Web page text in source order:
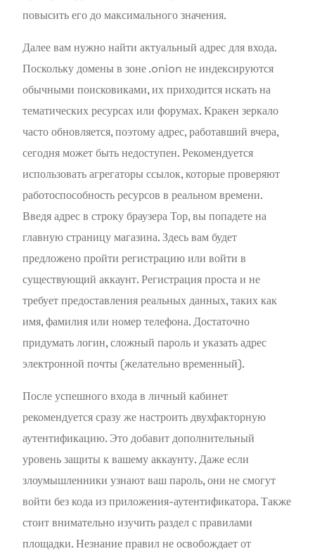
повысить его до максимального значения.
Далее вам нужно найти актуальный адрес для входа.
Поскольку домены в зоне .onion не индексируются
обычными поисковиками, их приходится искать на
тематических ресурсах или форумах. Кракен зеркало
часто обновляется, поэтому адрес, работавший вчера,
сегодня может быть недоступен. Рекомендуется
использовать агрегаторы ссылок, которые проверяют
работоспособность ресурсов в реальном времени.
Введя адрес в строку браузера Тор, вы попадете на
главную страницу магазина. Здесь вам будет
предложено пройти регистрацию или войти в
существующий аккаунт. Регистрация проста и не
требует предоставления реальных данных, таких как
имя, фамилия или номер телефона. Достаточно
придумать логин, сложный пароль и указать адрес
электронной почты (желательно временный).
После успешного входа в личный кабинет
рекомендуется сразу же настроить двухфакторную
аутентификацию. Это добавит дополнительный
уровень защиты к вашему аккаунту. Даже если
злоумышленники узнают ваш пароль, они не смогут
войти без кода из приложения-аутентификатора. Также
стоит внимательно изучить раздел с правилами
площадки. Незнание правил не освобождает от